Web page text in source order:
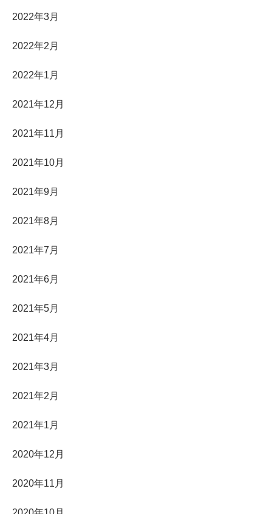
2022年3月
2022年2月
2022年1月
2021年12月
2021年11月
2021年10月
2021年9月
2021年8月
2021年7月
2021年6月
2021年5月
2021年4月
2021年3月
2021年2月
2021年1月
2020年12月
2020年11月